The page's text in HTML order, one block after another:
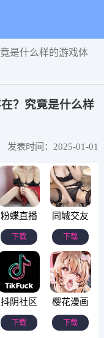
是什么样的游戏体
？究竟是什么样
发表时间：2025-01-01
粉蝶直播
下载
同城交友
下载
抖阴社区
下载
樱花漫画
下载